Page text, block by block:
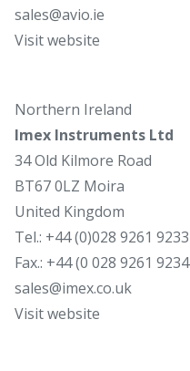
sales@avio.ie
Visit website
Northern Ireland
Imex Instruments Ltd
34 Old Kilmore Road
BT67 0LZ Moira
United Kingdom
Tel.: +44 (0)028 9261 9233
Fax.: +44 (0 028 9261 9234
sales@imex.co.uk
Visit website